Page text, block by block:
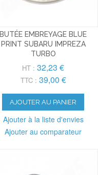
BUTÉE EMBREYAGE BLUE
PRINT SUBARU IMPREZA
TURBO
HT : 32,23 €
TTC : 39,00 €
AJOUTER AU PANIER
Ajouter à la liste d'envies
Ajouter au comparateur